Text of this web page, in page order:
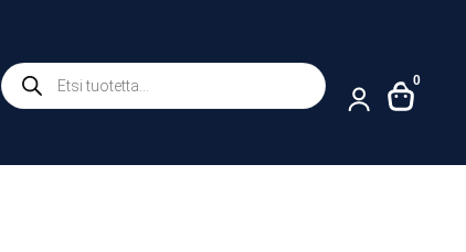
Products
search
0